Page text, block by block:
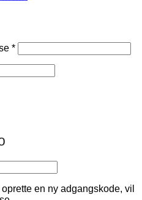
*Påkrævet
en ny adgangskode, vil